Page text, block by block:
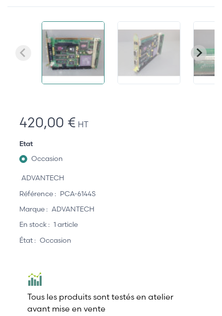
420,00 € HT
Etat
Occasion
ADVANTECH
Référence : PCA-6144S
Marque : ADVANTECH
En stock : 1 article
État : Occasion
Tous les produits sont testés en atelier
avant mise en vente